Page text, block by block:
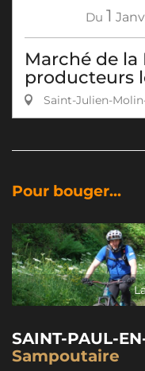
Du 1
Marché de la
producteurs
Saint-Julien-
Pour bouger...
​SAINT-PAUL-
Sampoutaire